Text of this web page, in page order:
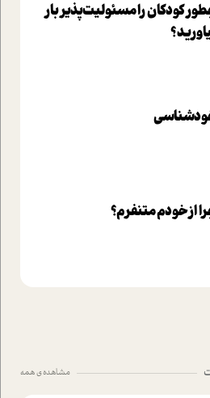
کودکان را مسئولیت‌پذیر بار
از خودم متنفرم؟
مشاهده ی همه